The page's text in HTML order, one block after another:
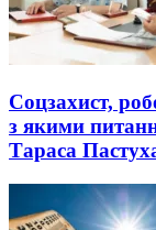
Соцзахист,
з якими
Тараса